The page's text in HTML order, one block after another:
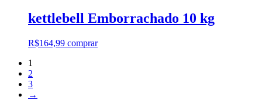
kettlebell Emborrachado 10 kg
R$164,99 comprar
1
2
3
→